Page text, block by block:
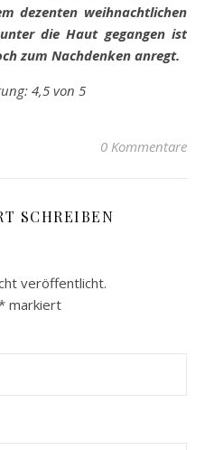
dezenten weihnachtlichen
die Haut gegangen ist
zum Nachdenken anregt.
4,5 von 5
0 Kommentare
SCHREIBEN
veröffentlicht.
markiert